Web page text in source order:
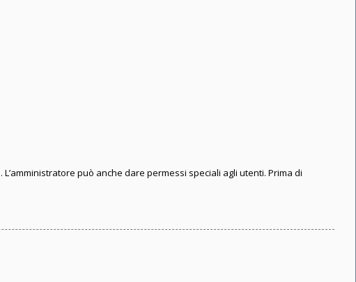
può anche dare permessi speciali agli utenti. Prima di